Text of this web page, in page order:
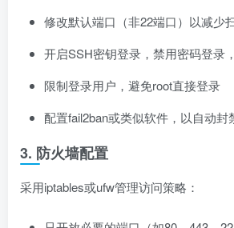
修改默认端口（非22端口）以减少
开启SSH密钥登录，禁用密码登录
限制登录用户，避免root直接登录
配置fail2ban或类似软件，以自动
3. 防火墙配置
采用iptables或ufw管理访问策略：